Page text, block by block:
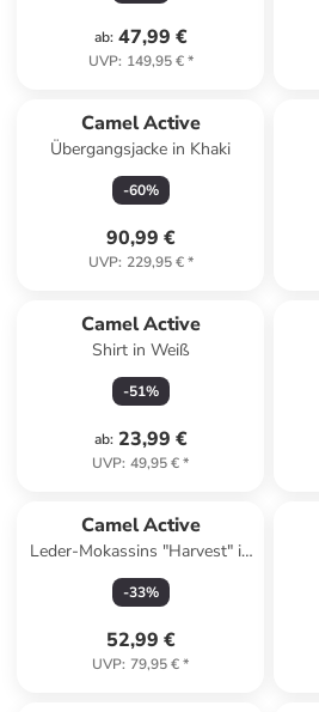
ab: 47,99 €
UVP: 149,95 €*
Camel Active
Übergangsjacke in Khaki
-60%
90,99 €
UVP: 229,95 €*
Camel Active
Shirt in Weiß
-51%
ab: 23,99 €
UVP: 49,95 €*
Camel Active
Leder-Mokassins "Harvest" in
Dunkelblau
-33%
52,99 €
UVP: 79,95 €*